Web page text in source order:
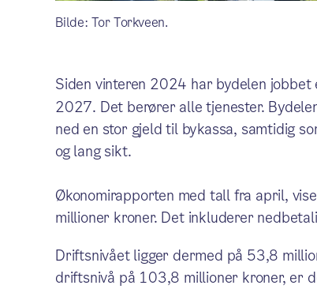
Bilde: Tor Torkveen.
Siden vinteren 2024 har bydelen jobbet
2027. Det berører alle tjenester.
ned en stor gjeld til bykassa, samtidig
og lang sikt.
Økonomirapporten med tall fra april,
millioner kroner. Det inkluderer
Driftsnivået ligger dermed på 53,8
driftsnivå på 103,8 millioner kroner, er